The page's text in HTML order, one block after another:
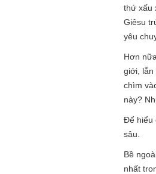
thứ xấu
Giêsu
yêu
Hơn
giới, lẫn
chìm
này?
Để hiểu
sâu.
Bề
nhất